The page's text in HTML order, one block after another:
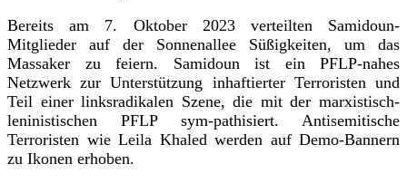
Bereits am 7. Oktober 2023 verteilten Samidoun-
Mitglieder auf der Sonnenallee Süßigkeiten, um das
Massaker zu feiern. Samidoun ist ein PFLP-nahes
Netzwerk zur Unterstützung inhaftierter Terroristen und
Teil einer linksradikalen Szene, die mit der marxistisch-
leninistischen PFLP sym-pathisiert. Antisemitische
Terroristen wie Leila Khaled werden auf Demo-Bannern
zu Ikonen erhoben.